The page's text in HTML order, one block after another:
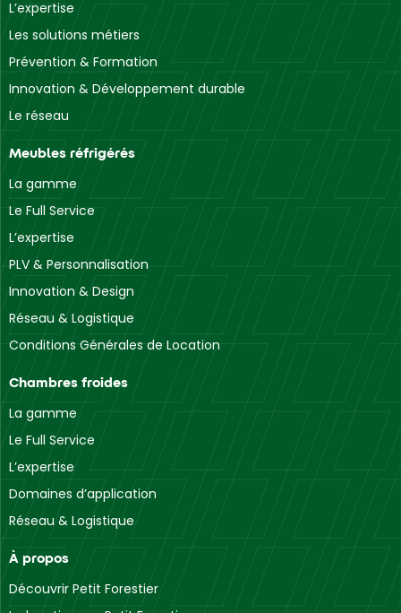
L’expertise
Les solutions métiers
Prévention & Formation
Innovation & Développement durable
Le réseau
Meubles réfrigérés
La gamme
Le Full Service
L’expertise
PLV & Personnalisation
Innovation & Design
Réseau & Logistique
Conditions Générales de Location
Chambres froides
La gamme
Le Full Service
L’expertise
Domaines d’application
Réseau & Logistique
À propos
Découvrir Petit Forestier